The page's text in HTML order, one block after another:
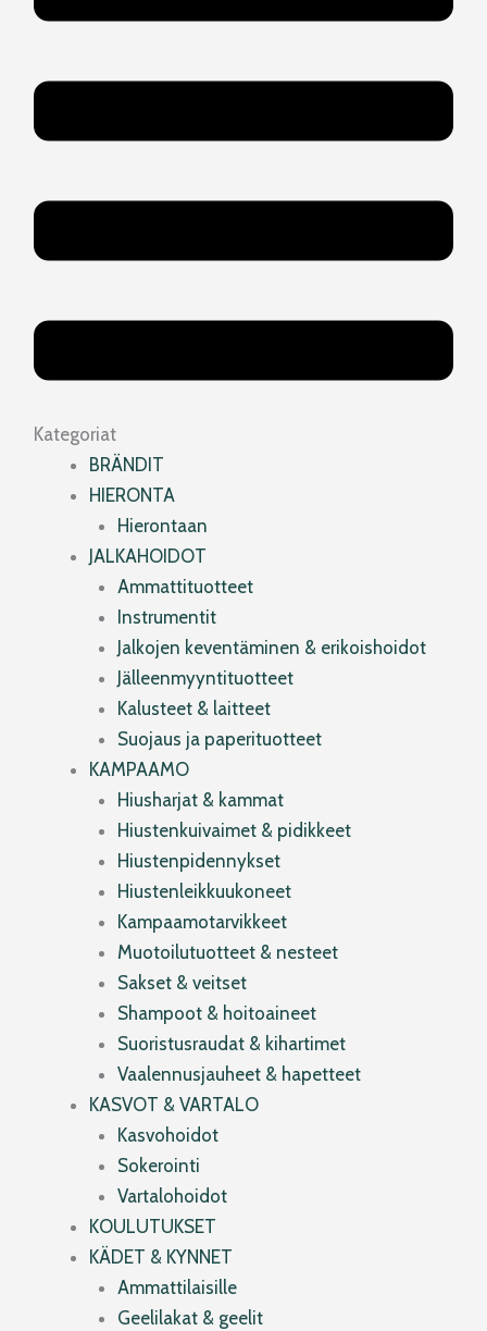
Kategoriat
BRÄNDIT
HIERONTA
Hierontaan
JALKAHOIDOT
Ammattituotteet
Instrumentit
Jalkojen keventäminen & erikoishoidot
Jälleenmyyntituotteet
Kalusteet & laitteet
Suojaus ja paperituotteet
KAMPAAMO
Hiusharjat & kammat
Hiustenkuivaimet & pidikkeet
Hiustenpidennykset
Hiustenleikkuukoneet
Kampaamotarvikkeet
Muotoilutuotteet & nesteet
Sakset & veitset
Shampoot & hoitoaineet
Suoristusraudat & kihartimet
Vaalennusjauheet & hapetteet
KASVOT & VARTALO
Kasvohoidot
Sokerointi
Vartalohoidot
KOULUTUKSET
KÄDET & KYNNET
Ammattilaisille
Geelilakat & geelit